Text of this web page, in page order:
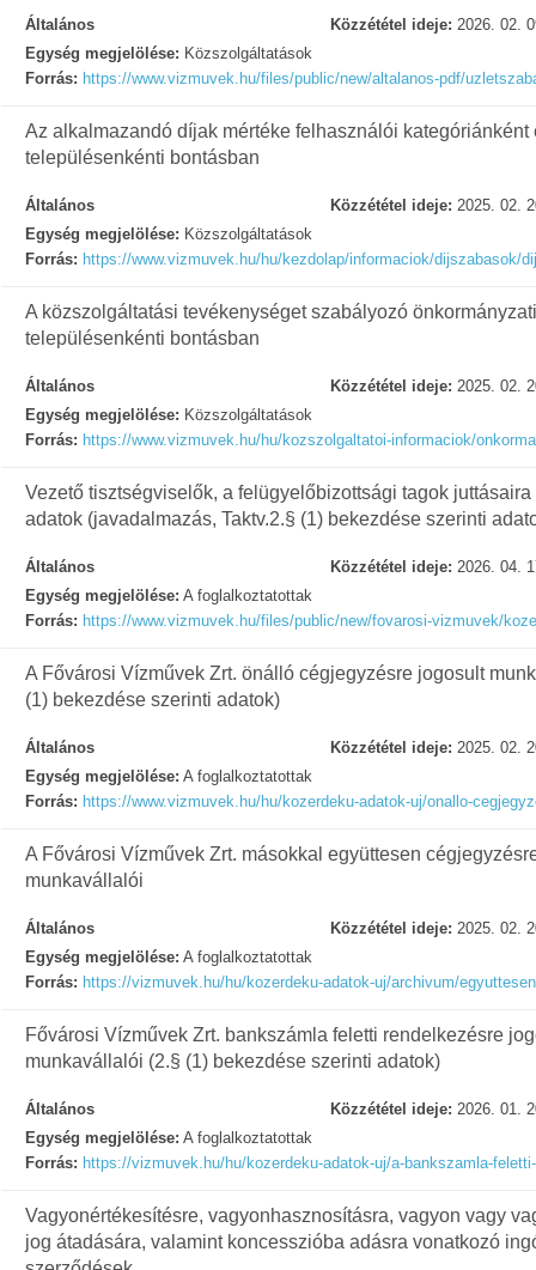
Általános Közzététel ideje: 2026. 02.
Egység megjelölése: Közszolgáltatások
Forrás: https://www.vizmuvek.hu/files/public/new/altalanos-pdf/
Az alkalmazandó díjak mértéke felhasználói kategóriánként
településenkénti bontásban
Általános Közzététel ideje: 2025. 02.
Egység megjelölése: Közszolgáltatások
Forrás: https://www.vizmuvek.hu/hu/kezdolap/informaciok/dijszabasok/
A közszolgáltatási tevékenységet szabályozó
településenkénti bontásban
Általános Közzététel ideje: 2025. 02.
Egység megjelölése: Közszolgáltatások
Forrás: https://www.vizmuvek.hu/hu/kozszolgaltatoi-informaciok/
Vezető tisztségviselők, a felügyelőbizottsági tagok
adatok (javadalmazás, Taktv.2.§ (1) bekezdése szerinti
Általános Közzététel ideje: 2026. 04.
Egység megjelölése: A foglalkoztatottak
Forrás: https://www.vizmuvek.hu/files/public/new/fovarosi-vizmuvek/
A Fővárosi Vízművek Zrt. önálló cégjegyzésre jogosult
(1) bekezdése szerinti adatok)
Általános Közzététel ideje: 2025. 02.
Egység megjelölése: A foglalkoztatottak
Forrás: https://www.vizmuvek.hu/hu/kozerdeku-adatok-uj/onallo-
A Fővárosi Vízművek Zrt. másokkal együttesen
munkavállalói
Általános Közzététel ideje: 2025. 02.
Egység megjelölése: A foglalkoztatottak
Forrás: https://vizmuvek.hu/hu/kozerdeku-adatok-uj/archivum/
Fővárosi Vízművek Zrt. bankszámla feletti rendelkezésre
munkavállalói (2.§ (1) bekezdése szerinti adatok)
Általános Közzététel ideje: 2026. 01.
Egység megjelölése: A foglalkoztatottak
Forrás: https://vizmuvek.hu/hu/kozerdeku-adatok-uj/a-bankszamla-
Vagyonértékesítésre, vagyonhasznosításra, vagyon vagy
jog átadására, valamint koncesszióba adásra vonatkozó